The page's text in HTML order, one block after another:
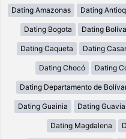
Dating Amazonas Dating
Dating Bogota Dating
Dating Caqueta Dating
Dating Chocó Dating
Dating Departamento de
Dating Guainia Dating
Dating Magdalena